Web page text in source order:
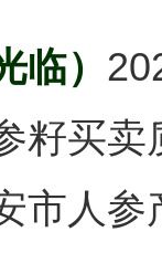
）
籽买
市人